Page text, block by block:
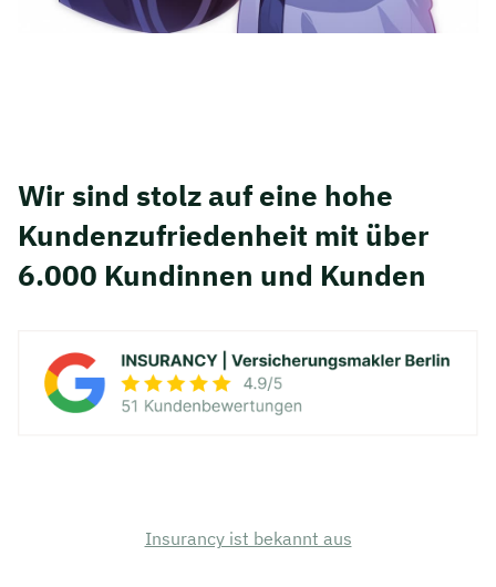
Wir sind stolz auf eine hohe
Kunden­zufriedenheit mit über
6.000 Kundinnen und Kunden
Insurancy ist bekannt aus